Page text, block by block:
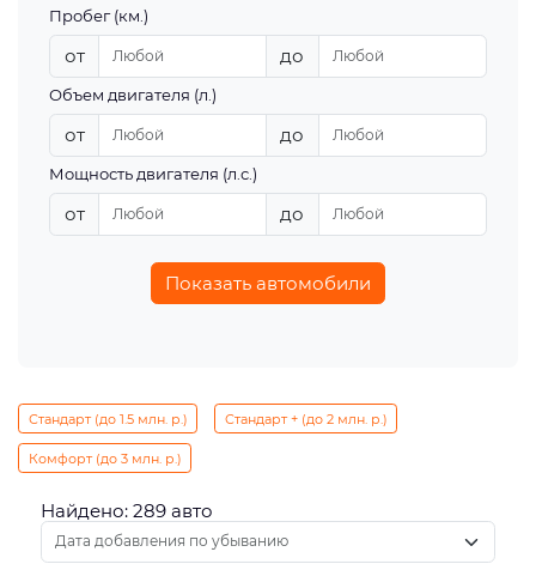
Пробег (км.)
от до
Объем двигателя (л.)
от до
Мощность двигателя (л.с.)
от до
Показать автомобили
Стандарт (до 1.5 млн. р.) Стандарт + (до 2 млн. р.)
Комфорт (до 3 млн. р.)
Найдено: 289 авто